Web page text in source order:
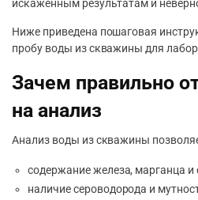
искажённым результатам и
Ниже приведена пошаговая
пробу воды из скважины для
Зачем правильно
на анализ
Анализ воды из скважины
содержание железа, марганца и
наличие сероводорода и